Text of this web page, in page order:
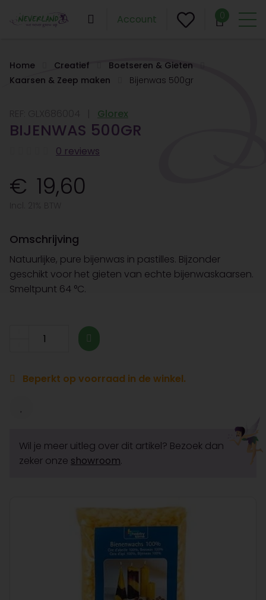
Account 0
Home Creatief
Boetseren & Gieten
Kaarsen & Zeep maken
Bijenwas 500gr
Glorex
BIJENWAS 500GR
0 reviews
19,60
Omschrijving
Natuurlijke, pure bijenwas in pastilles. Bijzonder
geschikt voor het gieten van echte bijenwaskaarsen.
Smeltpunt 64 °C.
Beperkt op voorraad in de winkel.
Wil je meer uitleg over dit artikel? Bezoek dan
zeker onze showroom.